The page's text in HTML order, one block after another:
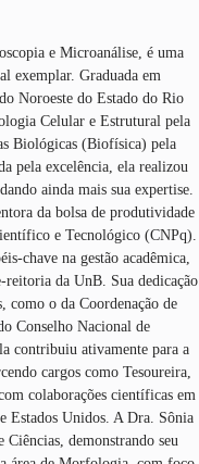
e Microanálise, é uma
exemplar. Graduada em
Noroeste do Estado do Rio
Celular e Estrutural pela
Biológicas (Biofísica) pela
pela excelência, ela realizou
ainda mais sua expertise.
da bolsa de produtividade
e Tecnológico (CNPq).
chave na gestão acadêmica,
da UnB. Sua dedicação
como o da Coordenação de
Conselho Nacional de
contribuiu ativamente para a
cargos como Tesoureira,
colaborações científicas em
Estados Unidos. A Dra. Sônia
demonstrando seu